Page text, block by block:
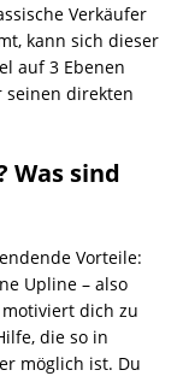
Verkäufer
kann sich dieser
auf 3 Ebenen
seinen direkten
Was sind
Vorteile:
Upline – also
dich zu
die so in
möglich ist. Du